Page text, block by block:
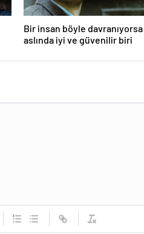
Bir insan böyle davranıyorsa
aslında iyi ve güvenilir biri